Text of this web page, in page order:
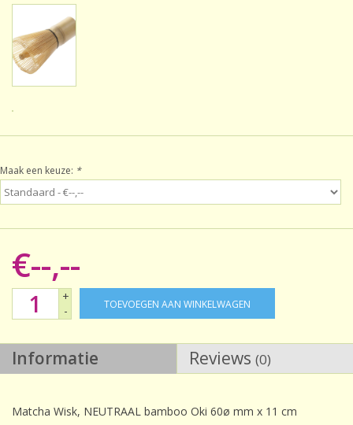
BeppeDeli en 8tea1
Contact
Maak een keuze: *
€--,--
+
-
TOEVOEGEN AAN WINKELWAGEN
Informatie Reviews (0)
Matcha Wisk, NEUTRAAL bamboo Oki 60ø mm x 11 cm